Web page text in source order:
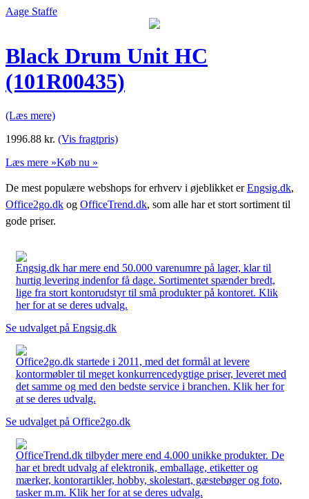
Aage Staffe
Black Drum Unit HC
(101R00435)
(Læs mere)
1996.88 kr. (Vis fragtpris)
Læs mere »Køb nu »
De mest populære webshops for erhverv i øjeblikket erEngsig.dk,
Office2go.dk og OfficeTrend.dk, som alle har et stort sortiment til
gode priser.
Engsig.dk har mere end 50.000 varenumre på lager, klar til
hurtig levering indenfor få dage. Sortimentet spænder bredt,
lige fra stort kontorudstyr til små produkter på kontoret. Klik
her for at se deres udvalg.
Se udvalget på Engsig.dk
Office2go.dk startede i 2011, med det formål at levere
kontormøbler til meget konkurrencedygtige priser, leveret med
det samme og med den bedste service i branchen. Klik her for
at se deres udvalg.
Se udvalget på Office2go.dk
OfficeTrend.dk tilbyder mere end 4.000 unikke produkter. De
har et bredt udvalg af elektronik, emballage, etiketter og
mærker, kontorartikler, hobby, skolestart, gæstebøger og foto,
tasker m.m. Klik her for at se deres udvalg.